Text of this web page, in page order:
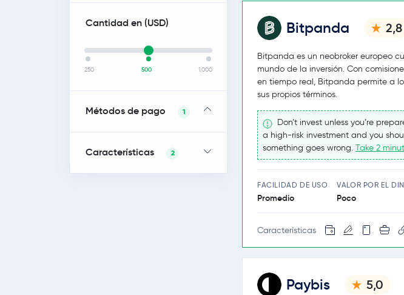
Cantidad en (USD)
250 500 1,000
Métodos de pago 1
Características 2
Bitpanda 2,8
Bitpanda es un neobroker europeo
mundo de la inversión. Con
en tiempo real, Bitpanda permite a
sus propios términos.
Don’t invest unless you’re
a high-risk investment and you
something goes wrong. Take 2
FACILIDAD DE USO
Promedio
VALOR POR EL
Poco
Características
Paybis 5,0